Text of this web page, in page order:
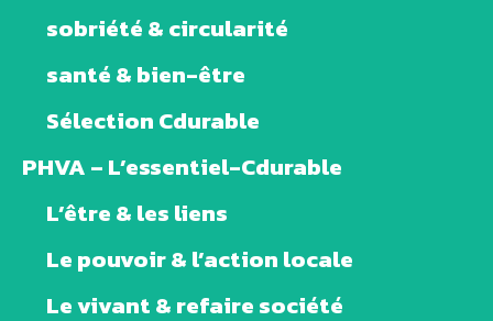
sobriété & circularité
santé & bien-être
Sélection Cdurable
PHVA – L’essentiel-Cdurable
L’être & les liens
Le pouvoir & l’action locale
Le vivant & refaire société